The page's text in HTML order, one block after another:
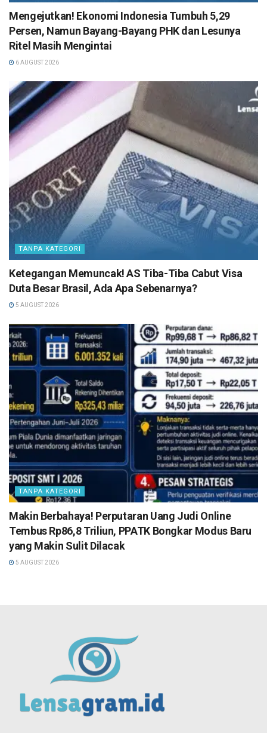
Mengejutkan! Ekonomi Indonesia Tumbuh 5,29
Persen, Namun Bayang-Bayang PHK dan Lesunya
Ritel Masih Mengintai
6 AUGUST 2026
TANPA KATEGORI
Ketegangan Memuncak! AS Tiba-Tiba Cabut Visa
Duta Besar Brasil, Ada Apa Sebenarnya?
5 AUGUST 2026
TANPA KATEGORI
Makin Berbahaya! Perputaran Uang Judi Online
Tembus Rp86,8 Triliun, PPATK Bongkar Modus Baru
yang Makin Sulit Dilacak
5 AUGUST 2026